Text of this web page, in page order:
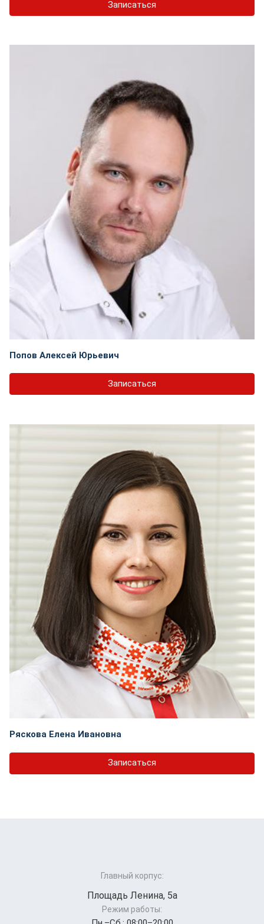
Записаться
Попов Алексей Юрьевич
Записаться
Ряскова Елена Ивановна
Записаться
Главный корпус:
Площадь Ленина, 5а
Режим работы: